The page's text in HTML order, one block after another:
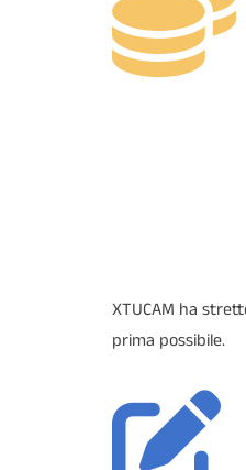
XTUCAM ha
prima possibile.